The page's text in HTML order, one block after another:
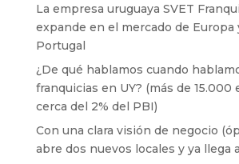
La empresa uruguaya SVET
expande en el mercado de Europa
Portugal
¿De qué hablamos cuando
franquicias en UY? (más de 15.000
cerca del 2% del PBI)
Con una clara visión de negocio
abre dos nuevos locales y ya llega